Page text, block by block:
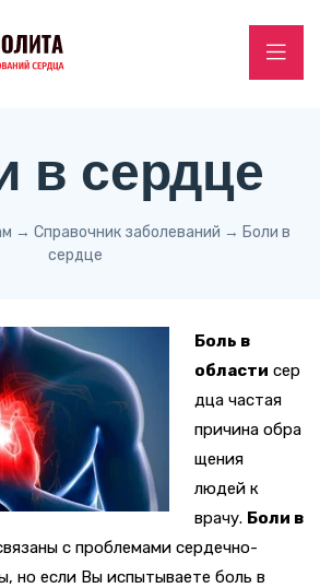
в сердце
→ Справочник заболеваний → Боли в
сердце
Боль в
области сер
дца частая
причинаобра
щения
людей к
врачу. Боли в
ы с проблемами сердечно-
, но если Вы испытываете боль в